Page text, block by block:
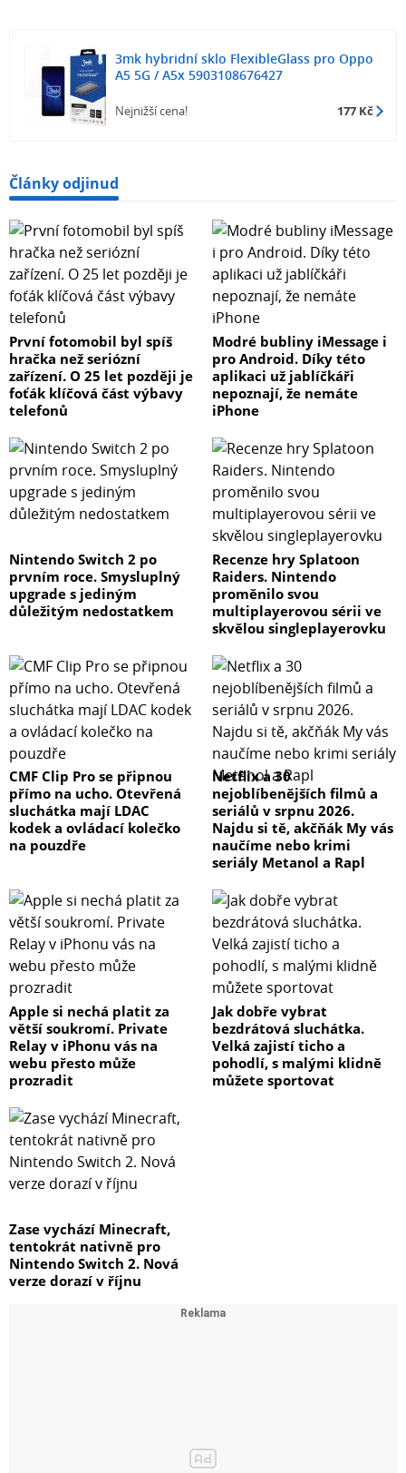
3mk hybridní sklo FlexibleGlass pro Oppo
A5 5G / A5x 5903108676427
Nejnižší cena! 177 Kč
Články odjinud
První fotomobil byl spíš
hračka než seriózní
zařízení. O 25 let později je
foťák klíčová část výbavy
telefonů
Modré bubliny iMessage i
pro Android. Díky této
aplikaci už jablíčkáři
nepoznají, že nemáte
iPhone
Nintendo Switch 2 po
prvním roce. Smysluplný
upgrade s jediným
důležitým nedostatkem
Recenze hry Splatoon
Raiders. Nintendo
proměnilo svou
multiplayerovou sérii ve
skvělou singleplayerovku
CMF Clip Pro se připnou
přímo na ucho. Otevřená
sluchátka mají LDAC
kodek a ovládací kolečko
na pouzdře
Netflix a 30
nejoblíbenějších filmů a
seriálů v srpnu 2026.
Najdu si tě, akčňák My vás
naučíme nebo krimi
seriály Metanol a Rapl
Apple si nechá platit za
větší soukromí. Private
Relay v iPhonu vás na
webu přesto může
prozradit
Jak dobře vybrat
bezdrátová sluchátka.
Velká zajistí ticho a
pohodlí, s malými klidně
můžete sportovat
Zase vychází Minecraft,
tentokrát nativně pro
Nintendo Switch 2. Nová
verze dorazí v říjnu